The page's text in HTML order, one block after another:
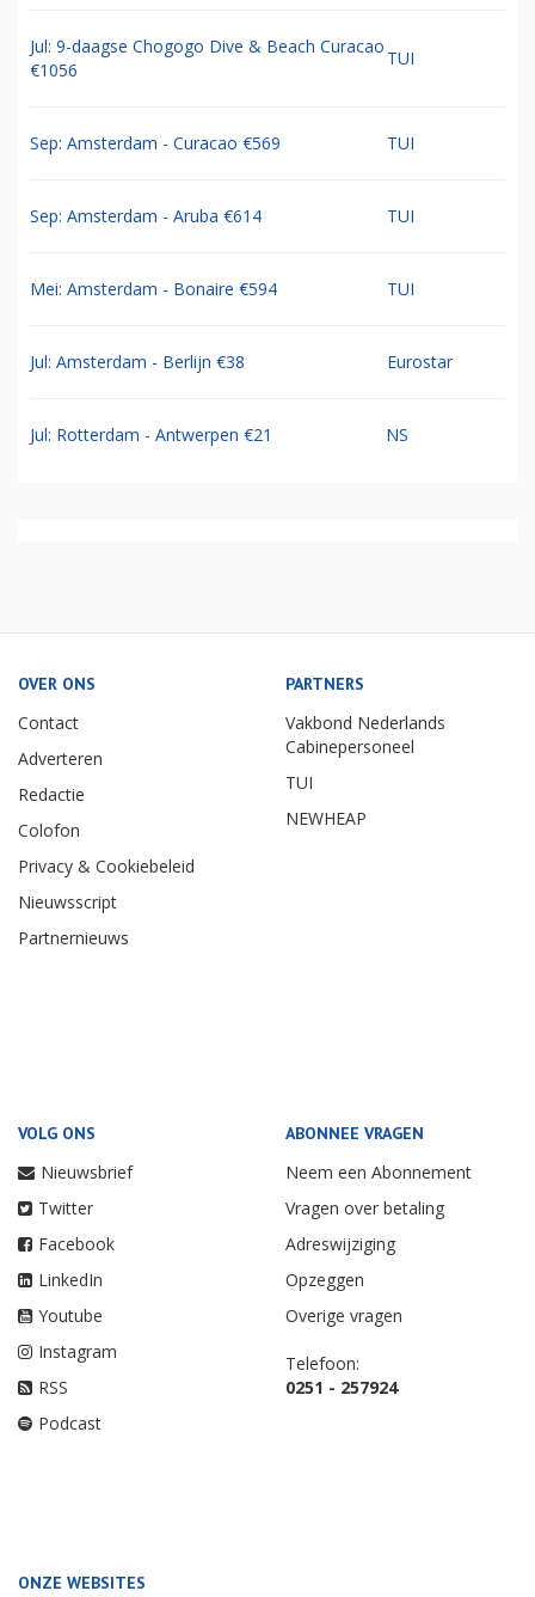
Jul: 9-daagse Chogogo Dive & Beach Curacao
€1056
TUI
Sep: Amsterdam - Curacao €569 TUI
Sep: Amsterdam - Aruba €614 TUI
Mei: Amsterdam - Bonaire €594 TUI
Jul: Amsterdam - Berlijn €38 Eurostar
Jul: Rotterdam - Antwerpen €21 NS
OVER ONS
Contact
Adverteren
Redactie
Colofon
Privacy & Cookiebeleid
Nieuwsscript
Partnernieuws
PARTNERS
Vakbond Nederlands
Cabinepersoneel
TUI
NEWHEAP
VOLG ONS
Nieuwsbrief
Twitter
Facebook
LinkedIn
Youtube
Instagram
RSS
Podcast
ABONNEE VRAGEN
Neem een Abonnement
Vragen over betaling
Adreswijziging
Opzeggen
Overige vragen
Telefoon:
0251 - 257924
ONZE WEBSITES